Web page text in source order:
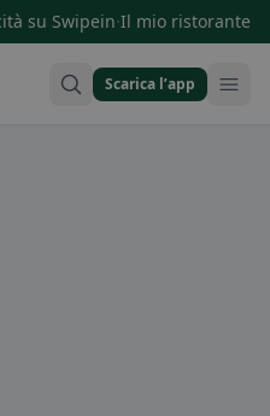
su Swipein·Il mio ristorante
Scarica l’app